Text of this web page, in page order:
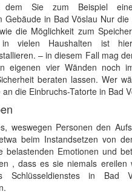
dem Sie zum Beispiel
Gebäude in Bad Vöslau Nur
die Möglichkeit zum
vielen Haushalten ist
– in diesem Fall mag
eigenen vier Wänden noch
beraten lassen. Wer
die Einbruchs-Tatorte in Bad
weswegen Personen den
beim Instandsetzen von
belastenden Emotionen und
, dass es sie niemals
Schlüsseldienstes in Bad